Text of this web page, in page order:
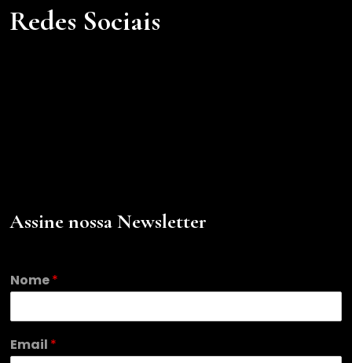
Redes Sociais
Assine nossa Newsletter
Nome*
E
m
Email *